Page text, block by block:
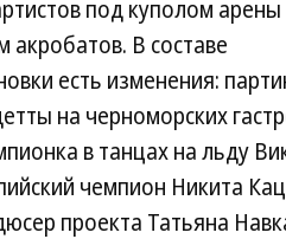
под куполом арены
акробатов. В составе
есть изменения:
на черноморских
в танцах на льду
чемпион Никита
проекта Татьяна